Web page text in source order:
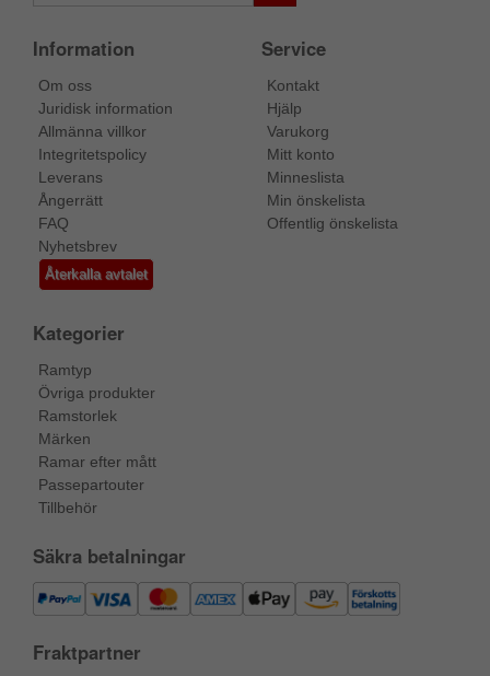
Information
Om oss
Juridisk information
Allmänna villkor
Integritetspolicy
Leverans
Ångerrätt
FAQ
Nyhetsbrev
Återkalla avtalet
Service
Kontakt
Hjälp
Varukorg
Mitt konto
Minneslista
Min önskelista
Offentlig önskelista
Kategorier
Ramtyp
Övriga produkter
Ramstorlek
Märken
Ramar efter mått
Passepartouter
Tillbehör
Säkra betalningar
Fraktpartner